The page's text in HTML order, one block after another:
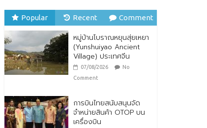
หมู่บ้านโบราณหยุนสุ่ยเหยา
(Yunshuiyao Ancient
Village) ประเทศจีน
07/08/2026
No
Comment
Popular Recent Comment
หมู่บ้านโบราณหยุนสุ่ยเหยา
(Yunshuiyao Ancient
Village) ประเทศจีน
07/08/2026
No
Comment
การบินไทยสนับสนุนจัด
จำหน่ายสินค้า OTOP บน
เครื่องบิน